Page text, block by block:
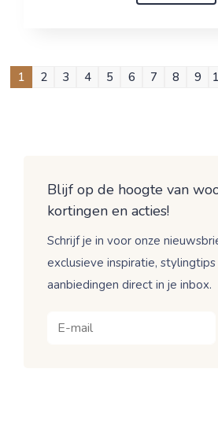
1 2 3 4 5 6 7 8 9
Blijf op de hoogte van
kortingen en acties!
Schrijf je in voor onze
exclusieve inspiratie,
aanbiedingen direct in je inbox.